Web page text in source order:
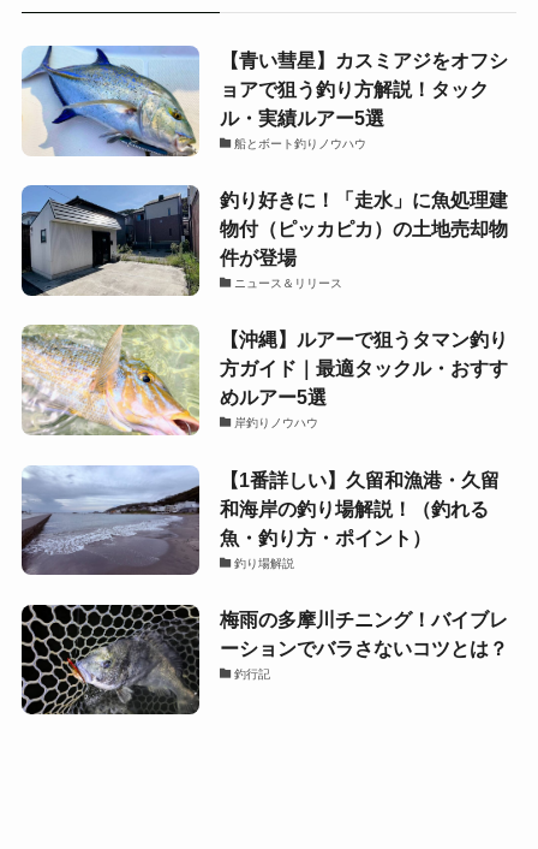
【青い彗星】カスミアジをオフシ
ョアで狙う釣り方解説！タック
ル・実績ルアー5選
船とボート釣りノウハウ
釣り好きに！「走水」に魚処理建
物付（ピッカピカ）の土地売却物
件が登場
ニュース＆リリース
【沖縄】ルアーで狙うタマン釣り
方ガイド｜最適タックル・おすす
めルアー5選
岸釣りノウハウ
【1番詳しい】久留和漁港・久留
和海岸の釣り場解説！（釣れる
魚・釣り方・ポイント）
釣り場解説
梅雨の多摩川チニング！バイブレ
ーションでバラさないコツとは？
釣行記